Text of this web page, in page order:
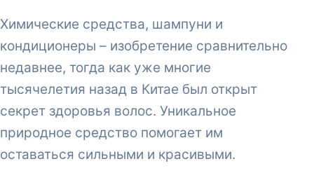
Химические средства, шампуни и
кондиционеры – изобретение сравнительно
недавнее, тогда как уже многие
тысячелетия назад в Китае был открыт
секрет здоровья волос. Уникальное
природное средство помогает им
оставаться сильными и красивыми.